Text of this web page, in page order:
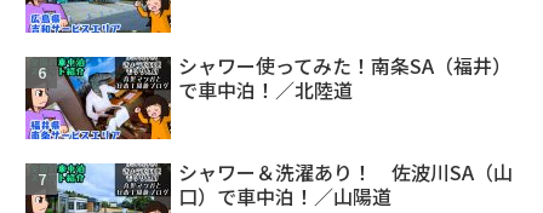
シャワー使ってみた！南条SA（福井）
で車中泊！／北陸道
シャワー＆洗濯あり！ 佐波川SA（山
口）で車中泊！／山陽道